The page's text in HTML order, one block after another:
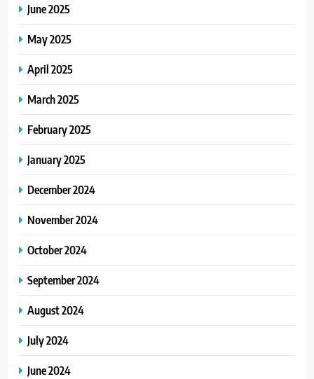
June 2025
May 2025
April 2025
March 2025
February 2025
January 2025
December 2024
November 2024
October 2024
September 2024
August 2024
July 2024
June 2024